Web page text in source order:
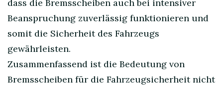
dass die Bremsscheiben auch bei intensiver
Beanspruchung zuverlässig funktionieren und
somit die Sicherheit des Fahrzeugs
gewährleisten.
Zusammenfassend ist die Bedeutung von
Bremsscheiben für die Fahrzeugsicherheit nicht